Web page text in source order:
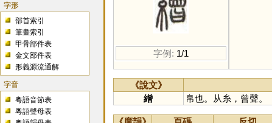
字形
部首索引
筆畫索引
甲骨部件表
金文部件表
形義源流通解
字音
粵語音節表
粵語聲母表
字例: 1/1
《說文》
繒
帛也。从糸，曾聲。